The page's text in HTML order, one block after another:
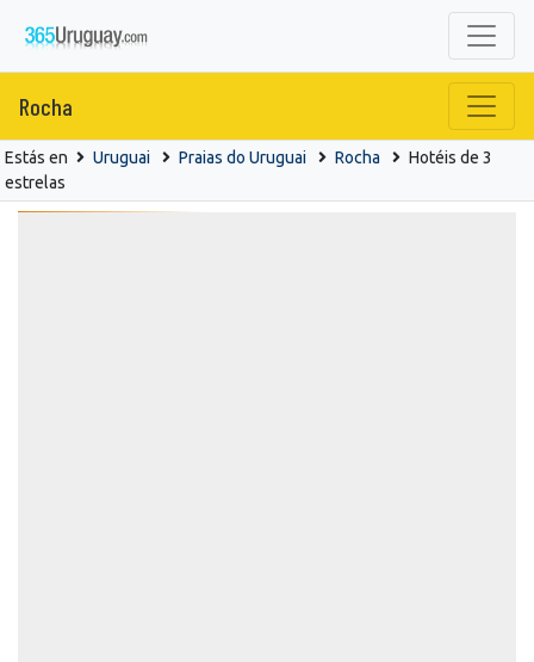
Rocha
Estás en Uruguai Praias do Uruguai Rocha
Hotéis de 3
estrelas